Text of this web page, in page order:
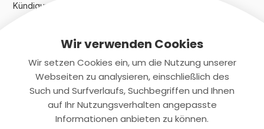
Kündigungsindex 2024
Rechtliches
Datenschutz
Wir verwenden Cookies
Wir setzen Cookies ein, um die Nutzung unserer
Webseiten zu analysieren, einschließlich des
Such und Surfverlaufs, Suchbegriffen und Ihnen
auf Ihr Nutzungsverhalten angepasste
Informationen anbieten zu können.